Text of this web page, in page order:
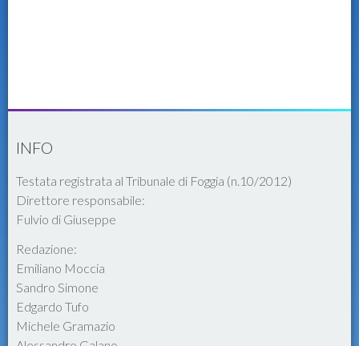
INFO
Testata registrata al Tribunale di Foggia (n.10/2012)
Direttore responsabile:
Fulvio di Giuseppe
Redazione:
Emiliano Moccia
Sandro Simone
Edgardo Tufo
Michele Gramazio